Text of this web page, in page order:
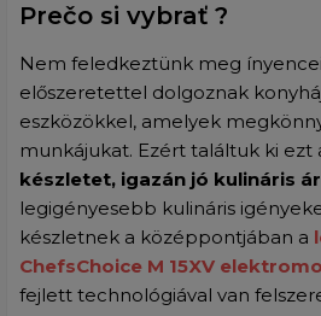
Prečo si vybrať ?
Nem feledkeztünk meg
előszeretettel dolgoznak
eszközökkel, amelyek
munkájukat. Ezért találtuk ki ezt
készletet, igazán jó kulináris
legigényesebb kulináris
készletnek a középpontjában a
ChefsChoice M 15XV
fejlett technológiával van